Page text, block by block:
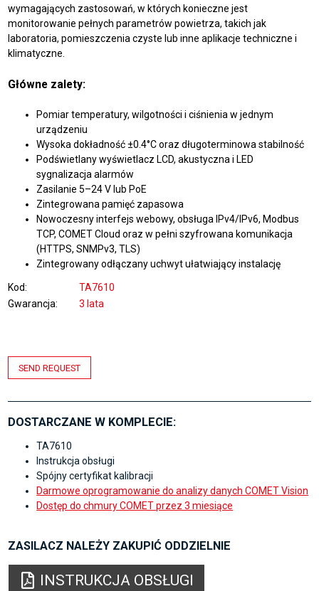
wymagających zastosowań, w których konieczne jest
monitorowanie pełnych parametrów powietrza, takich jak
laboratoria, pomieszczenia czyste lub inne aplikacje techniczne i
klimatyczne.
Główne zalety:
Pomiar temperatury, wilgotności i ciśnienia w jednym
urządzeniu
Wysoka dokładność ±0.4°C oraz długoterminowa stabilność
Podświetlany wyświetlacz LCD, akustyczna i LED
sygnalizacja alarmów
Zasilanie 5–24 V lub PoE
Zintegrowana pamięć zapasowa
Nowoczesny interfejs webowy, obsługa IPv4/IPv6, Modbus
TCP, COMET Cloud oraz w pełni szyfrowana komunikacja
(HTTPS, SNMPv3, TLS)
Zintegrowany odłączany uchwyt ułatwiający instalację
Kod
TA7610
Gwarancja
3 lata
SEND REQUEST
DOSTARCZANE W KOMPLECIE:
TA7610
Instrukcja obsługi
Spójny certyfikat kalibracji
Darmowe oprogramowanie do analizy danych COMET Vision
Dostęp do chmury COMET przez 3 miesiące
ZASILACZ NALEŻY ZAKUPIĆ ODDZIELNIE
INSTRUKCJA OBSŁUGI